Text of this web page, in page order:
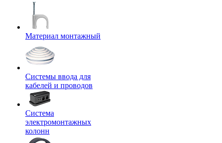
Материал монтажный
Системы ввода для
кабелей и проводов
Система
электромонтажных
колонн